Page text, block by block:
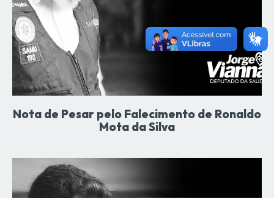
Nota de Pesar pelo Falecimento de Ronaldo
Mota da Silva